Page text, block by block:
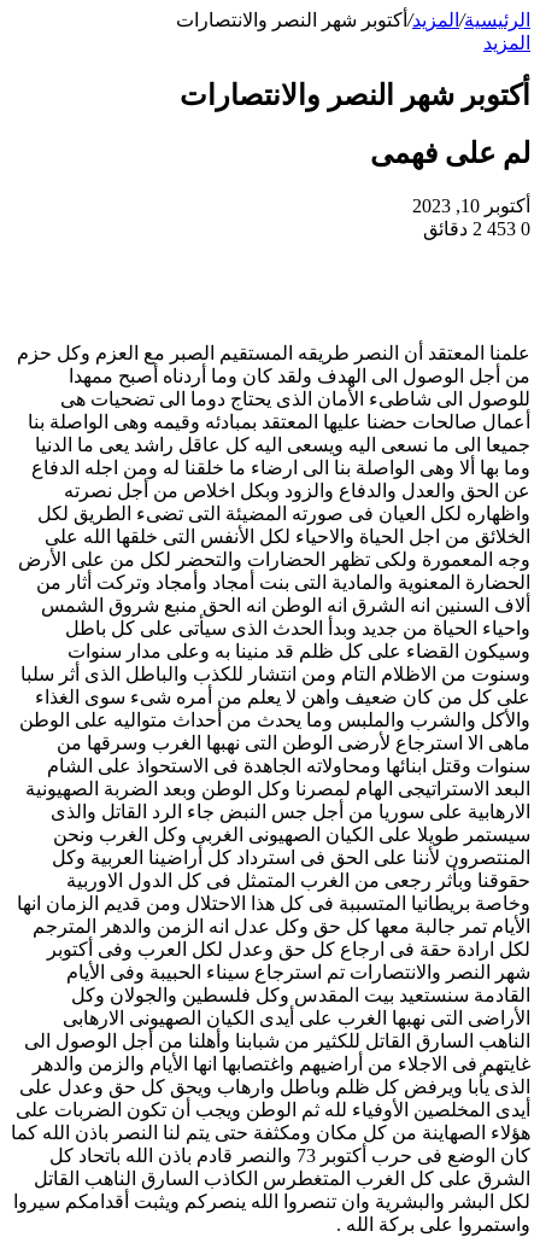
الرئيسية/ المزيد/ أكتوبر شهر النصر والانتصارات
المزيد
أكتوبر شهر النصر والانتصارات
لم على فهمى
أكتوبر 10, 2023
0
2 دقائق
علمنا المعتقد أن النصر طريقه المستقيم الصبر مع العزم وكل حزم
من أجل الوصول الى الهدف ولقد كان وما أردناه أصبح ممهدا
للوصول الى شاطىء الأمان الذى يحتاج دوما الى تضحيات هى
أعمال صالحات حضنا عليها المعتقد بمبادئه وقيمه وهى الواصلة بنا
جميعا الى ما نسعى اليه ويسعى اليه كل عاقل راشد يعى ما الدنيا
وما بها ألا وهى الواصلة بنا الى ارضاء ما خلقنا له ومن اجله الدفاع
عن الحق والعدل والدفاع والزود وبكل اخلاص من أجل نصرته
واظهاره لكل العيان فى صورته المضيئة التى تضىء الطريق لكل
الخلائق من اجل الحياة والاحياء لكل الأنفس التى خلقها الله على
وجه المعمورة ولكى تظهر الحضارات والتحضر لكل من على الأرض
الحضارة المعنوية والمادية التى بنت أمجاد وأمجاد وتركت أثار من
ألاف السنين انه الشرق انه الوطن انه الحق منبع شروق الشمس
واحياء الحياة من جديد وبدأ الحدث الذى سيأتى على كل باطل
وسيكون القضاء على كل ظلم قد منينا به وعلى مدار سنوات
وسنوت من الاظلام التام ومن انتشار للكذب والباطل الذى أثر سلبا
على كل من كان ضعيف واهن لا يعلم من أمره شىء سوى الغذاء
والأكل والشرب والملبس وما يحدث من أحداث متواليه على الوطن
ماهى الا استرجاع لأرضى الوطن التى نهبها الغرب وسرقها من
سنوات وقتل ابنائها ومحاولاته الجاهدة فى الاستحواذ على الشام
البعد الاستراتيجى الهام لمصرنا وكل الوطن وبعد الضربة الصهيونية
الارهابية على سوريا من أجل جس النبض جاء الرد القاتل والذى
سيستمر طويلا على الكيان الصهيونى الغربى وكل الغرب ونحن
المنتصرون لأننا على الحق فى استرداد كل أراضينا العربية وكل
حقوقنا وبأثر رجعى من الغرب المتمثل فى كل الدول الاوربية
وخاصة بريطانيا المتسببة فى كل هذا الاحتلال ومن قديم الزمان انها
الأيام تمر جالبة معها كل حق وكل عدل انه الزمن والدهر المترجم
لكل ارادة حقة فى ارجاع كل حق وعدل لكل العرب وفى أكتوبر
شهر النصر والانتصارات تم استرجاع سيناء الحبيبة وفى الأيام
القادمة سنستعيد بيت المقدس وكل فلسطين والجولان وكل
الأراضى التى نهبها الغرب على أيدى الكيان الصهيونى الارهابى
الناهب السارق القاتل للكثير من شبابنا وأهلنا من أجل الوصول الى
غايتهم فى الاجلاء من أراضيهم واغتصابها انها الأيام والزمن والدهر
الذى يأبا ويرفض كل ظلم وباطل وارهاب ويحق كل حق وعدل على
أيدى المخلصين الأوفياء لله ثم الوطن ويجب أن تكون الضربات على
هؤلاء الصهاينة من كل مكان ومكثفة حتى يتم لنا النصر باذن الله كما
كان الوضع فى حرب أكتوبر 73 والنصر قادم باذن الله باتحاد كل
الشرق على كل الغرب المتغطرس الكاذب السارق الناهب القاتل
لكل البشر والبشرية وان تنصروا الله ينصركم ويثبت أقدامكم سيروا
واستمروا على بركة الله .